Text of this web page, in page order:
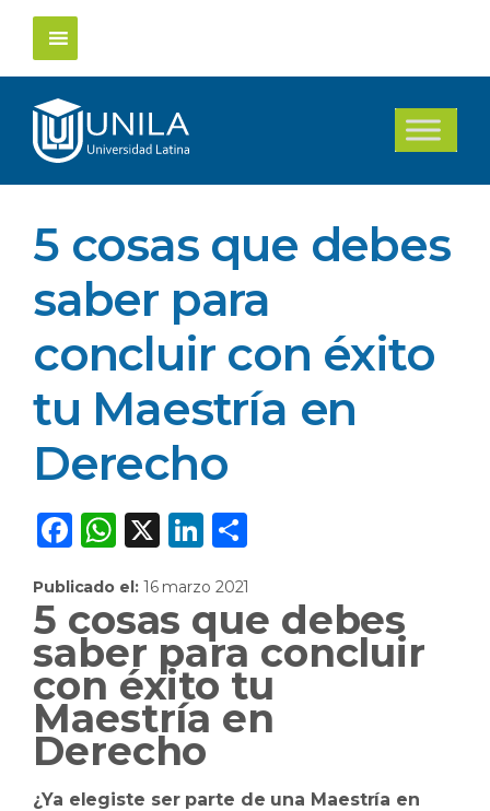
Saltar
contenido
5 cosas que debes
saber para
concluir con éxito
tu Maestría en
Derecho
F
c
e
b
o
o
k
W
a
ts
A
p
p
X
Li
k
e
dI
n
p
ar
ti
r
Publicado el: 16 marzo 2021
5 cosas que debes
saber para concluir
con éxito tu
Maestría en
Derecho
¿Ya elegiste ser parte de una Maestría en